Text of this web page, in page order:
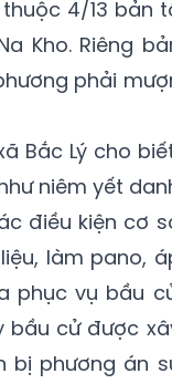
4/13 bản
Kho. Riêng
phải
Bắc Lý cho
niêm yết
điều kiện cơ
làm pano,
phục vụ bầu
bầu cử được
bị phương án